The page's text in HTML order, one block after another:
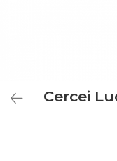
Cercei